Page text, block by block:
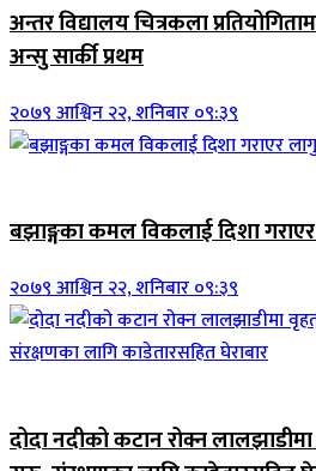
अन्तर विद्यालय चित्रकला
अन्सु सार्की प्रथम
२०७९ आश्विन २२, शनिबार ०९:३९
बझाङ्गका कमल विकलाई दिशा
२०७९ आश्विन २२, शनिबार ०९:३९
दोदा नदीको कटान रोक्न